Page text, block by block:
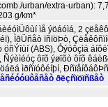
urban/extra-urban):
g/km*
ìå ýöáóìá, 2
ÌðÜñåò ïñïöÞò,
(ABS), Óýóôçìá
ôïõ ýøïõò ôïõ
ìðñïóôéíþí,
ðëçñïöïñßåò